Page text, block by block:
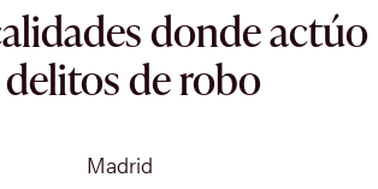
donde actúo
de robo
Madrid